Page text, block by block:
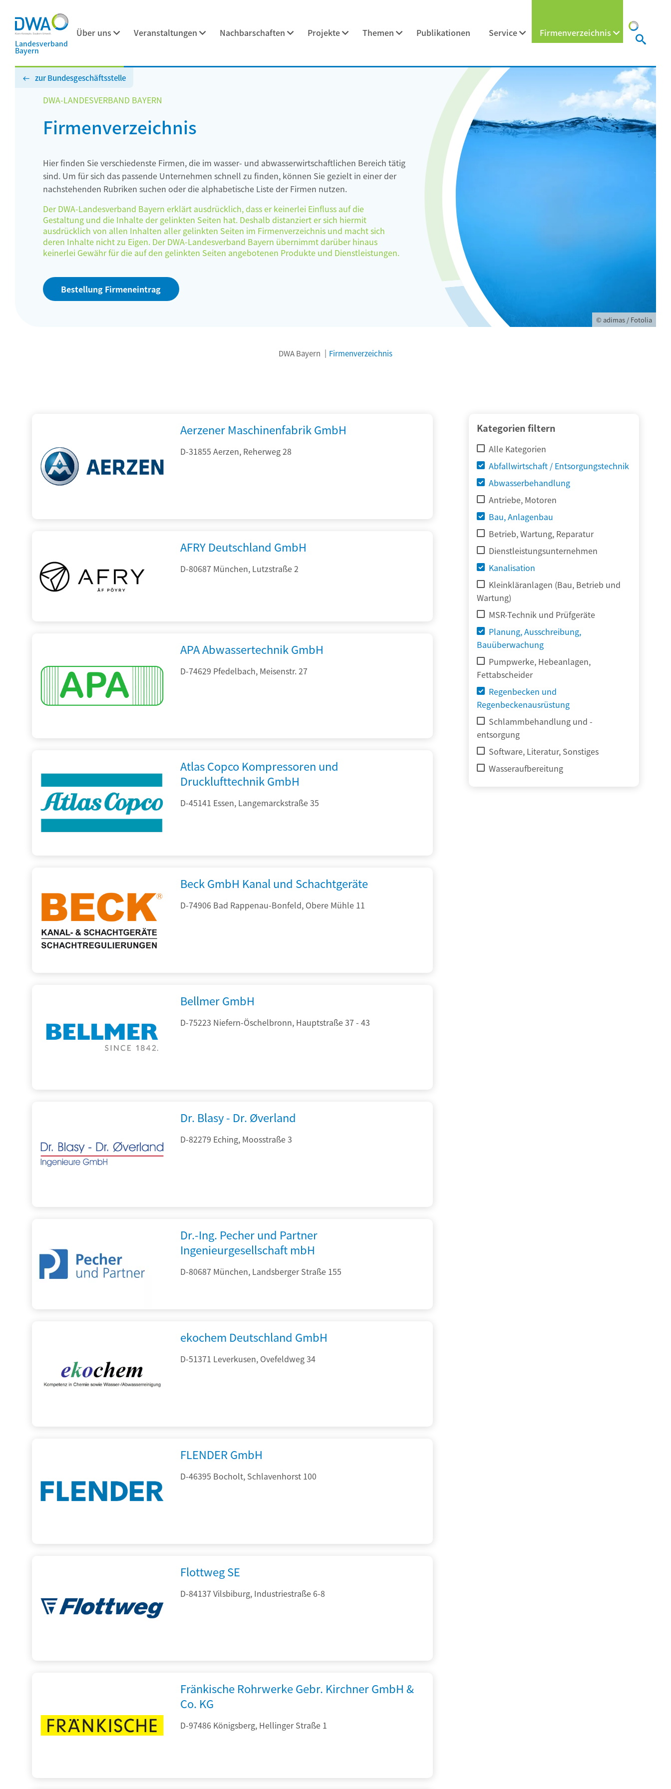
Landesverband
Bayern
Über uns Veranstaltungen Nachbarschaften Projekte Themen Publikationen Service Firmenverzeichnis
zur Bundesgeschäftsstelle
DWA-LANDESVERBAND BAYERN
Firmenverzeichnis
Hier finden Sie verschiedenste Firmen, die im wasser- und abwasserwirtschaftlichen Bereich tätig
sind. Um für sich das passende Unternehmen schnell zu finden, können Sie gezielt in einer der
nachstehenden Rubriken suchen oder die alphabetische Liste der Firmen nutzen.
Der DWA-Landesverband Bayern erklärt ausdrücklich, dass er keinerlei Einfluss auf die
Gestaltung und die Inhalte der gelinkten Seiten hat. Deshalb distanziert er sich hiermit
ausdrücklich von allen Inhalten aller gelinkten Seiten im Firmenverzeichnis und macht sich
deren Inhalte nicht zu Eigen. Der DWA-Landesverband Bayern übernimmt darüber hinaus
keinerlei Gewähr für die auf den gelinkten Seiten angebotenen Produkte und Dienstleistungen.
Bestellung Firmeneintrag
© adimas / Fotolia
DWA Bayern Firmenverzeichnis
Kategorien filtern
Alle Kategorien
Abfallwirtschaft / Entsorgungstechnik
Abwasserbehandlung
Antriebe, Motoren
Bau, Anlagenbau
Betrieb, Wartung, Reparatur
Dienstleistungsunternehmen
Kanalisation
Kleinkläranlagen (Bau, Betrieb und
Wartung)
MSR-Technik und Prüfgeräte
Planung, Ausschreibung,
Bauüberwachung
Pumpwerke, Hebeanlagen,
Fettabscheider
Regenbecken und
Regenbeckenausrüstung
Schlammbehandlung und -
entsorgung
Software, Literatur, Sonstiges
Wasseraufbereitung
Aerzener Maschinenfabrik GmbH
D-31855 Aerzen, Reherweg 28
AFRY Deutschland GmbH
D-80687 München, Lutzstraße 2
APA Abwassertechnik GmbH
D-74629 Pfedelbach, Meisenstr. 27
Atlas Copco Kompressoren und
Drucklufttechnik GmbH
D-45141 Essen, Langemarckstraße 35
Beck GmbH Kanal und Schachtgeräte
D-74906 Bad Rappenau-Bonfeld, Obere Mühle 11
Bellmer GmbH
D-75223 Niefern-Öschelbronn, Hauptstraße 37 - 43
Dr. Blasy - Dr. Øverland
D-82279 Eching, Moosstraße 3
Dr.-Ing. Pecher und Partner
Ingenieurgesellschaft mbH
D-80687 München, Landsberger Straße 155
ekochem Deutschland GmbH
D-51371 Leverkusen, Ovefeldweg 34
FLENDER GmbH
D-46395 Bocholt, Schlavenhorst 100
Flottweg SE
D-84137 Vilsbiburg, Industriestraße 6-8
Fränkische Rohrwerke Gebr. Kirchner GmbH &
Co. KG
D-97486 Königsberg, Hellinger Straße 1